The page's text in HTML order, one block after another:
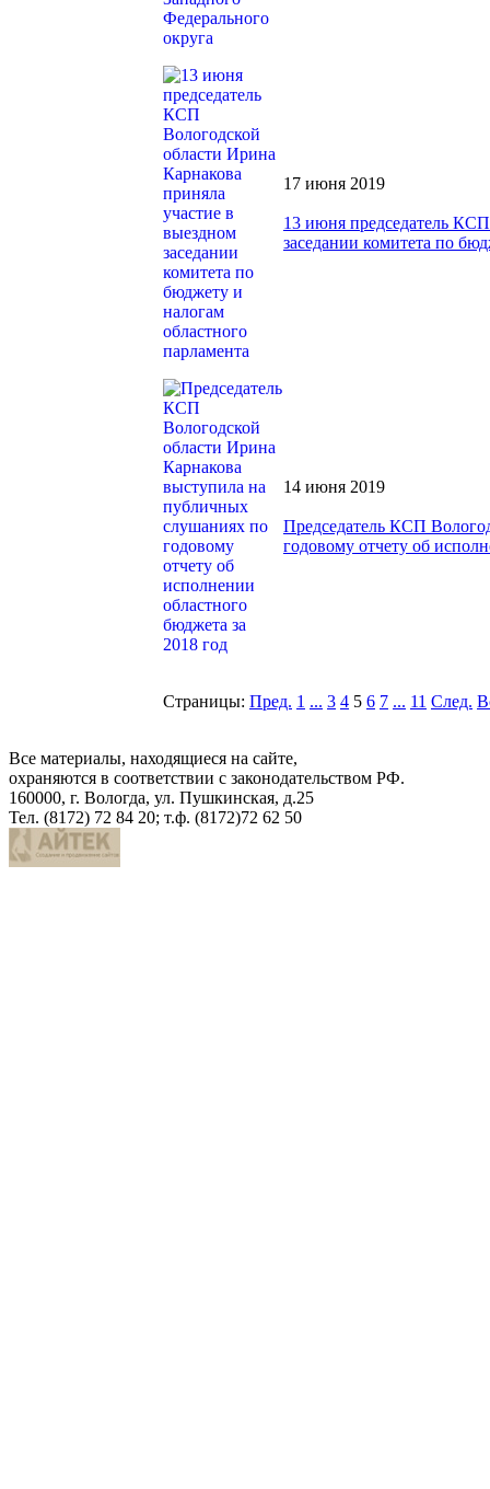
17 июня 2019
13 июня председатель
заседании комитета по
14 июня 2019
Председатель КСП
годовому отчету об
Страницы: Пред. 1 ... 3 4 5 6 7 ... 11 След.
Все материалы, находящиеся на сайте,
охраняются в соответствии с законодательством РФ.
160000, г. Вологда, ул. Пушкинская, д.25
Тел. (8172) 72 84 20; т.ф. (8172)72 62 50